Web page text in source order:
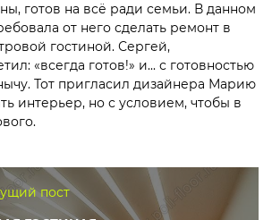
готов на всё ради семьи. В данном
от него сделать ремонт в
гостиной. Сергей,
«всегда готов!» и... с готовностью
Тот пригласил дизайнера Марию
интерьер, но с условием, чтобы в
пост